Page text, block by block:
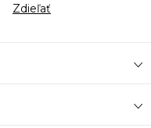
Zdieľať